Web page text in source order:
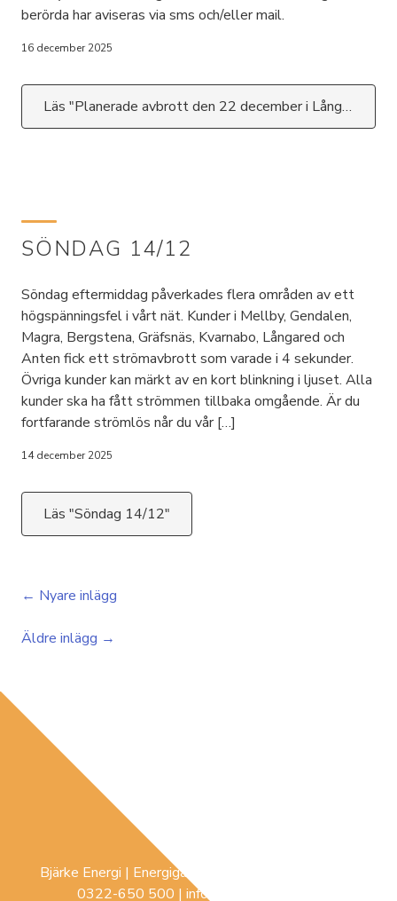
berörda har aviseras via sms och/eller mail.
16 december 2025
Läs "Planerade avbrott den 22 december i Långared"
SÖNDAG 14/12
Söndag eftermiddag påverkades flera områden av ett
högspänningsfel i vårt nät. Kunder i Mellby, Gendalen,
Magra, Bergstena, Gräfsnäs, Kvarnabo, Långared och
Anten fick ett strömavbrott som varade i 4 sekunder.
Övriga kunder kan märkt av en kort blinkning i ljuset. Alla
kunder ska ha fått strömmen tillbaka omgående. Är du
fortfarande strömlös når du vår […]
14 december 2025
Läs "Söndag 14/12"
← Nyare inlägg
Äldre inlägg →
Bjärke Energi | Energigatan 3 |
0322-650 500 | info@bjerke-energi.se